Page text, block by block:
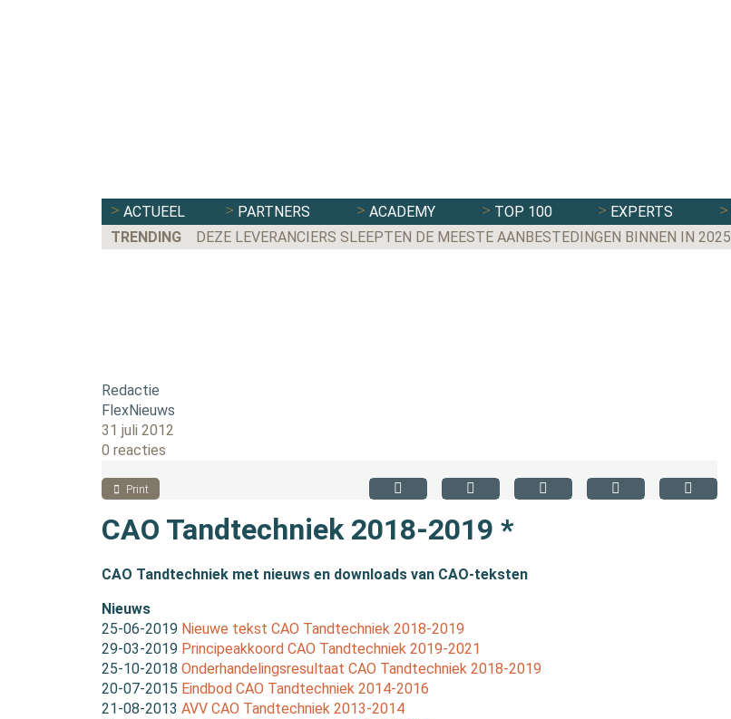
ACTUEEL PARTNERS ACADEMY TOP 100 EXPERTS
TRENDING
DEZE LEVERANCIERS SLEEPTEN DE MEESTE AANBESTEDINGEN BINNEN IN 2025
Redactie
FlexNieuws
31 juli 2012
0 reacties
Print
CAO Tandtechniek 2018-2019 *
CAO Tandtechniek met nieuws en downloads van CAO-teksten
Nieuws
25-06-2019 Nieuwe tekst CAO Tandtechniek 2018-2019
29-03-2019 Principeakkoord CAO Tandtechniek 2019-2021
25-10-2018 Onderhandelingsresultaat CAO Tandtechniek 2018-2019
20-07-2015 Eindbod CAO Tandtechniek 2014-2016
21-08-2013 AVV CAO Tandtechniek 2013-2014